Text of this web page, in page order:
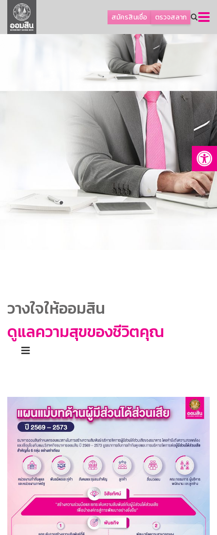
สมัครสินเชื่อ ตรวจสลาก
ลูกค้าธุรกิจ
ลูกค้าผู้ประกอบรายย่อย
TH
EN
GSB Society
วางใจให้ออมสิน
ดูแลความสุขของชีวิตคุณ